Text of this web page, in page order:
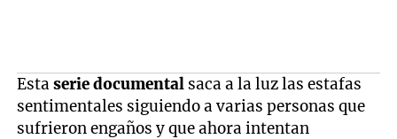
Estaserie documental saca a la luz las estafas
sentimentales siguiendo a varias personas que
sufrieron engaños y que ahora intentan